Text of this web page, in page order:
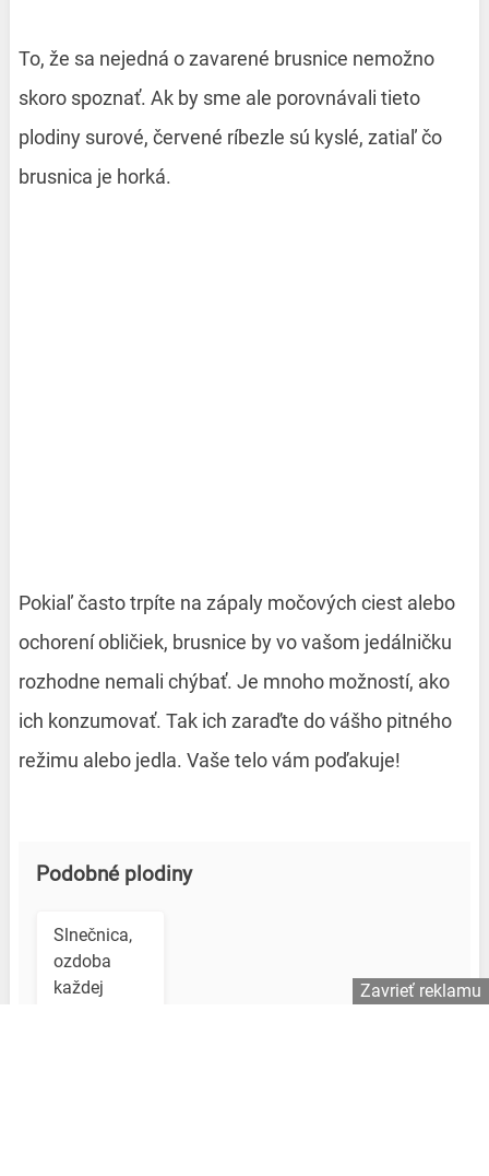
To, že sa nejedná o zavarené brusnice nemožno
skoro spoznať. Ak by sme ale porovnávali tieto
plodiny surové, červené ríbezle sú kyslé, zatiaľ čo
brusnica je horká.
Pokiaľ často trpíte na zápaly močových ciest alebo
ochorení obličiek, brusnice by vo vašom jedálničku
rozhodne nemali chýbať. Je mnoho možností, ako
ich konzumovať. Tak ich zaraďte do vášho pitného
režimu alebo jedla. Vaše telo vám poďakuje!
Podobné plodiny
Slnečnica,
ozdoba
každej
Zavrieť reklamu